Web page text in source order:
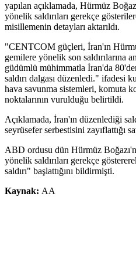
yapılan açıklamada, Hürmüz
yönelik saldırıları gerekçe
misillemenin detayları aktarıldı.
"CENTCOM güçleri, İran'ın
gemilere yönelik son saldırılarına
güdümlü mühimmatla İran'da
saldırı dalgası düzenledi." ifadesi
hava savunma sistemleri, komuta
noktalarının vurulduğu belirtildi.
Açıklamada, İran'ın düzenlediği
seyrüsefer serbestisini zayıflattığı
ABD ordusu dün Hürmüz
yönelik saldırıları gerekçe
saldırı" başlattığını bildirmişti.
Kaynak: AA